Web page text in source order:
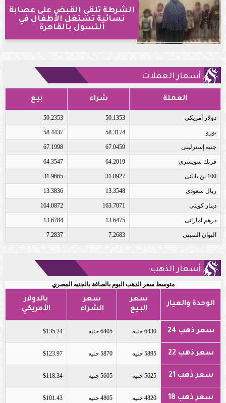
الشرطة تلقي القبض على عصابة
نسائية تستغل الأطفال في
التسول بالقاهرة
أسعار العملات
العملة شراء بيع
دولار أمريكى 50.1353
50.2353
يورو 58.3174
58.4437
جنيه إسترلينى 67.0459
67.1998
فرنك سويسرى 64.2019
64.3547
100 ين يابانى 31.8927
31.9665
ريال سعودى 13.3548
13.3836
دينار كويتى 163.7071
164.0872
درهم اماراتى 13.6475
13.6784
اليوان الصينى 7.2683
7.2837
أسعار الذهب
متوسط سعر الذهب اليوم بالصاغة بالجنيه المصري
الوحدة والعيار
سعر
البيع
سعر
الشراء
بالدولار
الأمريكي
سعر ذهب 24 6430 جنيه 6405 جنيه $135.24
سعر ذهب 22 5895 جنيه 5870 جنيه $123.97
سعر ذهب 21 5625 جنيه 5605 جنيه $118.34
سعر ذهب 18 4820 جنيه 4805 جنيه $101.43